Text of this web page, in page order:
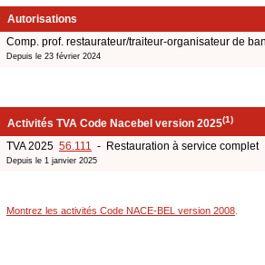
Autorisations
Comp. prof. restaurateur/traiteur-organisateur de
Depuis le 23 février 2024
Activités TVA Code Nacebel version 2025(1)
TVA 2025 56.111 - Restauration à service complet
Depuis le 1 janvier 2025
Montrez les activités Code NACE-BEL version 2008